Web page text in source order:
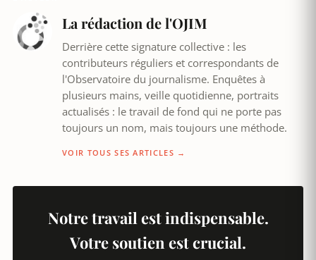
La rédaction de l'OJIM
Derrière cette signature collective : les
contributeurs réguliers et correspondants de
l'Observatoire du journalisme. Enquêtes à
plusieurs mains, veille quotidienne, portraits
actualisés : le travail de fond qui ne porte pas
toujours un nom, mais toujours une méthode.
VOIR TOUS SES ARTICLES →
Notre travail est indispensable.
Votre soutien est crucial.